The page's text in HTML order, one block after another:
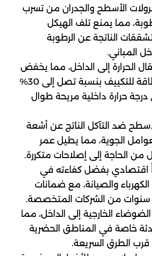
الأسطح والجدران من تسرب
مما يمنع تلف الهيكل
الناتجة عن الرطوبة
المباني.
الحرارة إلى الداخل، مما يخفض
استهلاك الطاقة للتكييف بنسبة تصل إلى 30%
حرارة داخلية مريحة طوال
ضد التآكل الناتج عن أشعة
الجوية، مما يطيل عمر
من الحاجة إلى إصلاحات متكررة.
اقتصادي بفضل كفاءته في
الكهرباء والصيانة، مع ضمانات
الخارجية إلى الداخل، مما
خاصة في المناطق الحضرية
قرب الطرق السريعة.